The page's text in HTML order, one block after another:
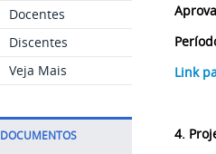
Docentes
Discentes
Veja Mais
DOCUMENTOS
Link
4.